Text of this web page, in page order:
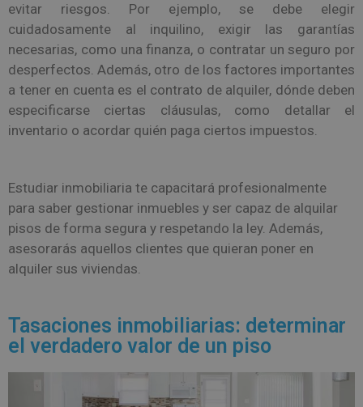
evitar riesgos. Por ejemplo, se debe elegir
cuidadosamente al inquilino, exigir las garantías
necesarias, como una finanza, o contratar un seguro por
desperfectos. Además, otro de los factores importantes
a tener en cuenta es el contrato de alquiler, dónde deben
especificarse ciertas cláusulas, como detallar el
inventario o acordar quién paga ciertos impuestos.
Estudiar inmobiliaria te capacitará profesionalmente
para saber gestionar inmuebles y ser capaz de alquilar
pisos de forma segura y respetando la ley. Además,
asesorarás aquellos clientes que quieran poner en
alquiler sus viviendas.
Tasaciones inmobiliarias: determinar
el verdadero valor de un piso